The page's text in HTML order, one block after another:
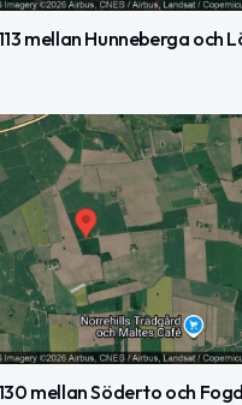
mellan Hunneberga och
mellan Söderto och